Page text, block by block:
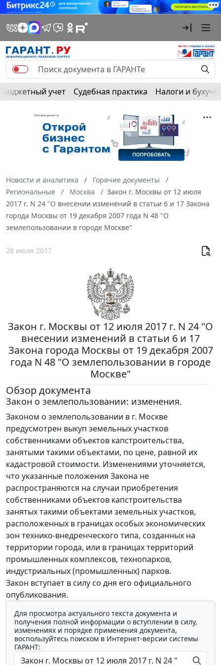
Бюджетный учет Судебная практика Налоги и
Новости и аналитика
Горячие документы
Региональные
Москва
Закон г. Москвы от 12 июля
2017 г. N 24 "О внесении изменений в статьи 6 и 17 Закона
города Москвы от 19 декабря 2007 года N 48 "О
землепользовании в городе Москве"
28 июля 2017
Закон г. Москвы от 12 июля 2017 г. N 24 "О
внесении изменений в статьи 6 и 17
Закона города Москвы от 19 декабря 2007
года N 48 "О землепользовании в городе
Москве"
Обзор документа
Закон о землепользовании: изменения.
Законом о землепользовании в г. Москве
предусмотрен выкуп земельных участков
собственниками объектов капстроительства,
занятыми такими объектами, по цене, равной их
кадастровой стоимости. Изменениями уточняется,
что указанные положения Закона не
распространяются на случаи приобретения
собственниками объектов капстроительства
занятых такими объектами земельных участков,
расположенных в границах особых экономических
зон технико-внедренческого типа, созданных на
территории города, или в границах территорий
промышленных комплексов, технопарков,
индустриальных (промышленных) парков.
Закон вступает в силу со дня его официального
опубликования.
Для просмотра актуального текста документа и
получения полной информации о вступлении в силу,
изменениях и порядке применения документа,
воспользуйтесь поиском в Интернет-версии системы
ГАРАНТ: